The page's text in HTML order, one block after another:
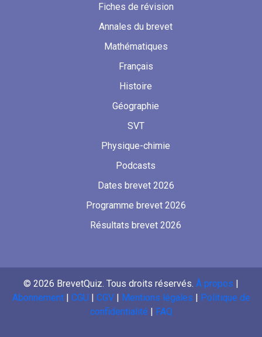
Fiches de révision
Annales du brevet
Mathématiques
Français
Histoire
Géographie
SVT
Physique-chimie
Podcasts
Dates brevet 2026
Programme brevet 2026
Résultats brevet 2026
© 2026 BrevetQuiz. Tous droits réservés. À propos |
Abonnement| CGU | CGV| Mentions légales | Politique de
confidentialité | FAQ